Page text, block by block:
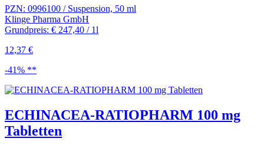
PZN: 0996100 / Suspension, 50 ml
Klinge Pharma GmbH
Grundpreis: € 247,40 / 1l
12,37 €
-41% **
ECHINACEA-RATIOPHARM 100 mg
Tabletten